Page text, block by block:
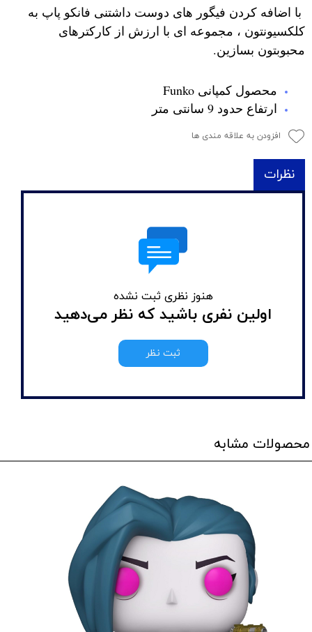
با اضافه کردن فیگور های دوست داشتنی فانکو پاپ به
کلکسیونتون ، مجموعه ای با ارزش از کارکترهای
محبوبتون بسازین.
محصول کمپانی Funko
ارتفاع حدود 9 سانتی متر
افزودن به علاقه مندی ها
نظرات
هنوز نظری ثبت نشده
اولین نفری باشید که نظر می‌دهید
ثبت نظر
محصولات مشابه